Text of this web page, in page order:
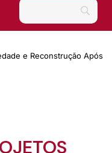
e Reconstrução Após